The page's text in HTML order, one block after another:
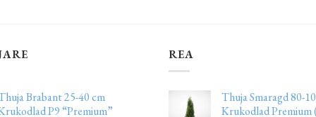
Brabant 25-40 cm
P9 “Premium”
REA
Thuja Smaragd 80-
Krukodlad Premium